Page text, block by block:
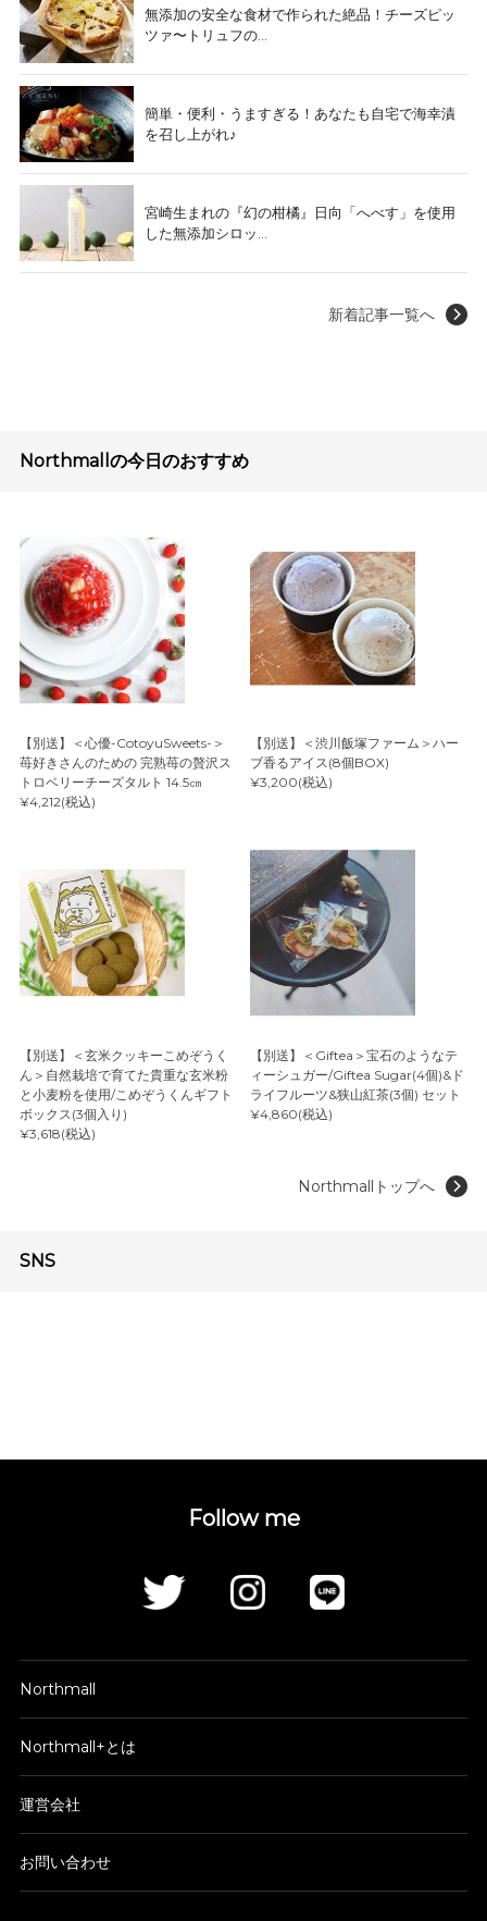
無添加の安全な食材で作られた絶品！チーズピッ
ツァ〜トリュフの...
簡単・便利・うますぎる！あなたも自宅で海幸漬
を召し上がれ♪
宮崎生まれの『幻の柑橘』日向「へべす」を使用
した無添加シロッ...
新着記事一覧へ
Northmallの今日のおすすめ
【別送】＜心優-CotoyuSweets-＞
苺好きさんのための 完熟苺の贅沢ス
トロベリーチーズタルト 14.5㎝
¥4,212(税込)
【別送】＜渋川飯塚ファーム＞ハー
ブ香るアイス(8個BOX)
¥3,200(税込)
【別送】＜玄米クッキーこめぞうく
ん＞自然栽培で育てた貴重な玄米粉
と小麦粉を使用/こめぞうくんギフト
ボックス(3個入り)
¥3,618(税込)
【別送】＜Giftea＞宝石のようなテ
ィーシュガー/Giftea Sugar(4個)&ド
ライフルーツ&狭山紅茶(3個) セット
¥4,860(税込)
Northmallトップへ
SNS
Follow me
Northmall
Northmall+とは
運営会社
お問い合わせ